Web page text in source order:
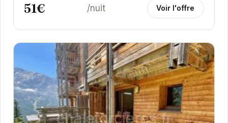
51€ /nuit Voir l'offre